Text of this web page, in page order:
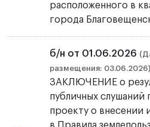
расположенного в
города
б/н от 01.06.2026
размещения: 03.06.2026)
ЗАКЛЮЧЕНИЕ о
публичных слушаний
проекту о внесении